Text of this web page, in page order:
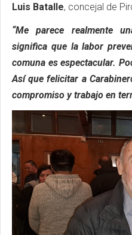
Luis Batalle, concejal de
“Me parece realmente
significa que la labor
comuna es espectacular.
Así que felicitar a
compromiso y trabajo en